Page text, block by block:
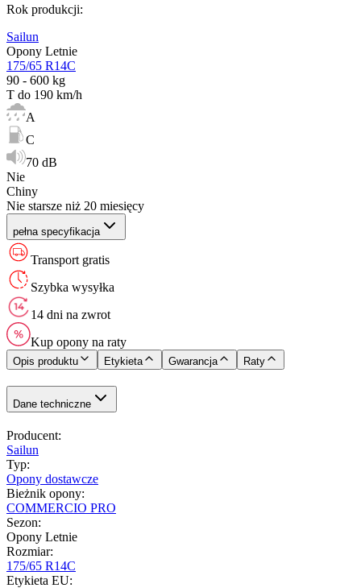
Rok produkcji:
Sailun
Opony Letnie
175/65 R14C
90 - 600 kg
T do 190 km/h
A
C
70 dB
Nie
Chiny
Nie starsze niż 20 miesięcy
pełna specyfikacja
Transport gratis
Szybka wysyłka
14 dni na zwrot
Kup opony na raty
Opis produktu Etykieta Gwarancja Raty
Dane techniczne
Producent:
Sailun
Typ:
Opony dostawcze
Bieżnik opony:
COMMERCIO PRO
Sezon:
Opony Letnie
Rozmiar:
175/65 R14C
Etykieta EU: